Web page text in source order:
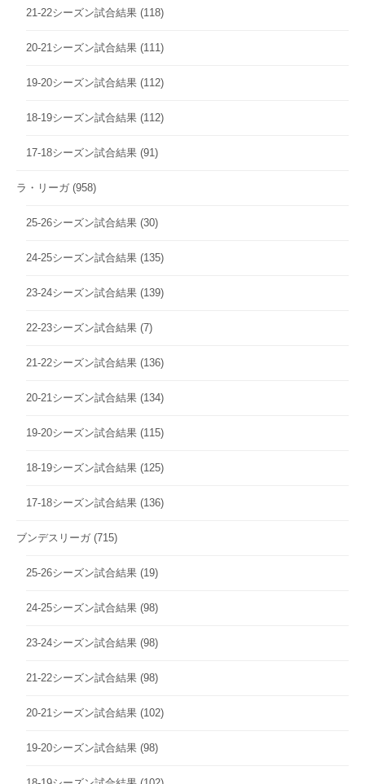
21-22シーズン試合結果 (118)
20-21シーズン試合結果 (111)
19-20シーズン試合結果 (112)
18-19シーズン試合結果 (112)
17-18シーズン試合結果 (91)
ラ・リーガ (958)
25-26シーズン試合結果 (30)
24-25シーズン試合結果 (135)
23-24シーズン試合結果 (139)
22-23シーズン試合結果 (7)
21-22シーズン試合結果 (136)
20-21シーズン試合結果 (134)
19-20シーズン試合結果 (115)
18-19シーズン試合結果 (125)
17-18シーズン試合結果 (136)
ブンデスリーガ (715)
25-26シーズン試合結果 (19)
24-25シーズン試合結果 (98)
23-24シーズン試合結果 (98)
21-22シーズン試合結果 (98)
20-21シーズン試合結果 (102)
19-20シーズン試合結果 (98)